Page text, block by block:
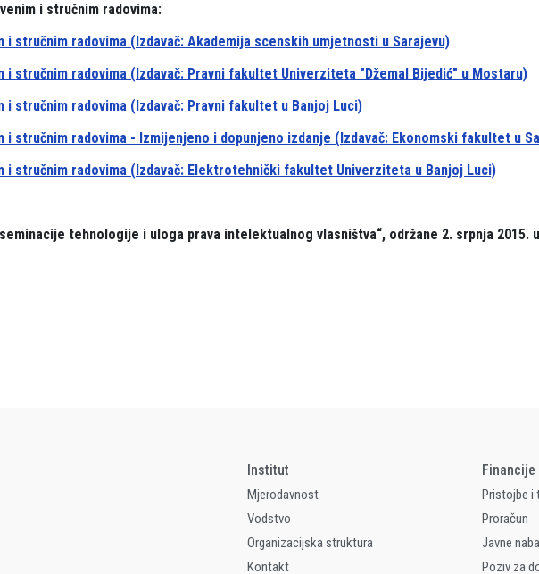
i stručnim radovima:
i stručnim radovima (Izdavač: Akademija scenskih umjetnosti u Sarajevu)
i stručnim radovima (Izdavač: Pravni fakultet Univerziteta "Džemal Bijedić" u Mostaru)
i stručnim radovima (Izdavač: Pravni fakultet u Banjoj Luci)
i stručnim radovima - Izmijenjeno i dopunjeno izdanje (Izdavač: Ekonomski fakultet u
i stručnim radovima (Izdavač: Elektrotehnički fakultet Univerziteta u Banjoj Luci)
tehnologije i uloga prava intelektualnog vlasništva“, održane 2. srpnja 2015.
Institut
Mjerodavnost
Vodstvo
Organizacijska struktura
Kontakt
Pristojbe i
Proračun
Javne
Poziv za